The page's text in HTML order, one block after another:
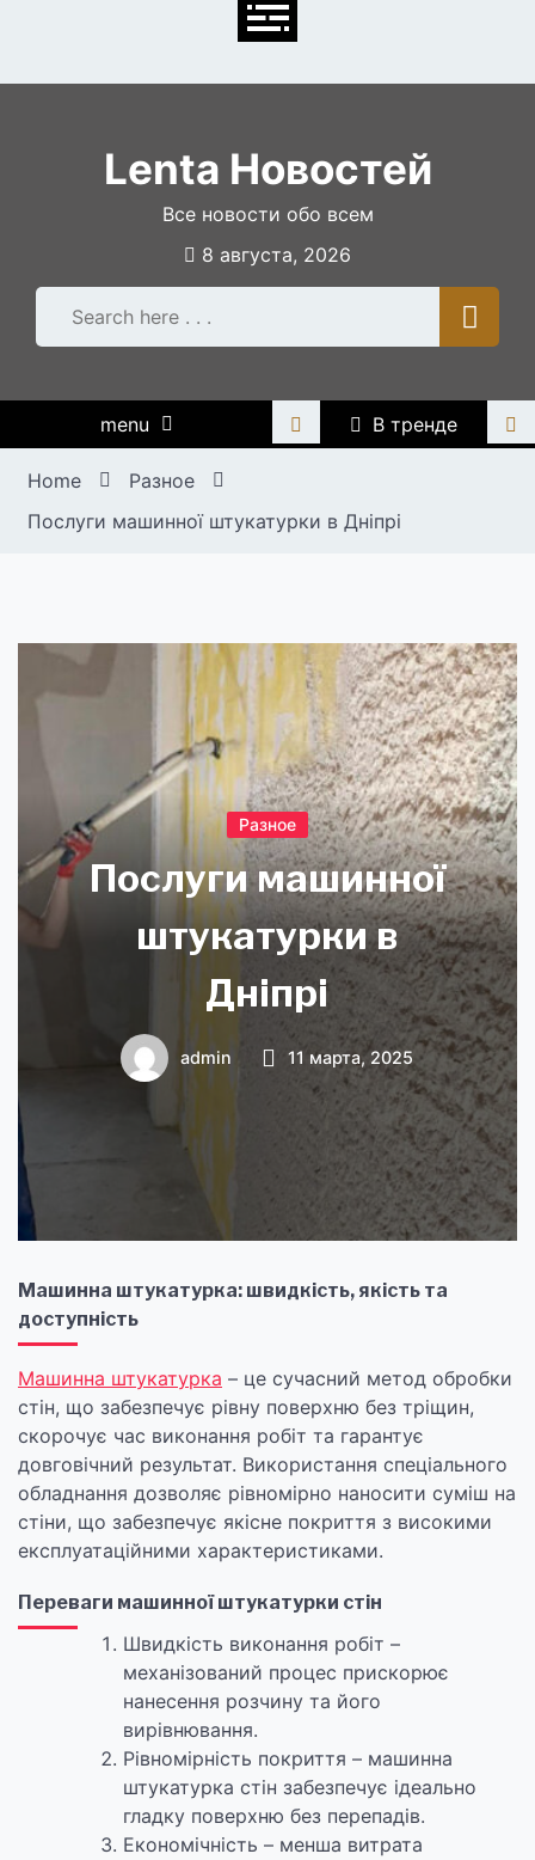
Lenta Новостей
Все новости обо всем
8 августа, 2026
menu В тренде
Home
Разное
Послуги машинної штукатурки в Дніпрі
Разное
Послуги машинної
штукатурки в
Дніпрі
admin 11 марта, 2025
Машинна штукатурка: швидкість, якість та
доступність
Машинна штукатурка – це сучасний метод обробки
стін, що забезпечує рівну поверхню без тріщин,
скорочує час виконання робіт та гарантує
довговічний результат. Використання спеціального
обладнання дозволяє рівномірно наносити суміш на
стіни, що забезпечує якісне покриття з високими
експлуатаційними характеристиками.
Переваги машинної штукатурки стін
Швидкість виконання робіт –
механізований процес прискорює
нанесення розчину та його
вирівнювання.
Рівномірність покриття – машинна
штукатурка стін забезпечує ідеально
гладку поверхню без перепадів.
Економічність – менша витрата